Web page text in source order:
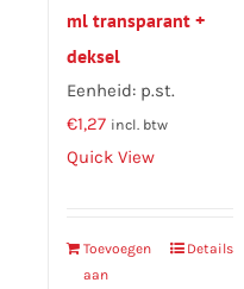
ml transparant +
deksel
Eenheid: p.st.
€1,27 incl. btw
Quick View
Toevoegen
aan
Details